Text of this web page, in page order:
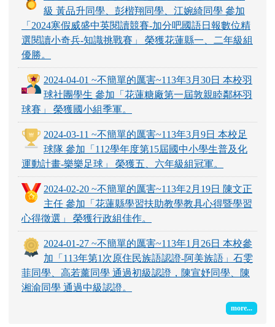
級 黃品升同學、彭楷翔同學、江婉綺同學 參加
「2024寒假威盛中英閱讀競賽-加分吧國語日報數位精
選閱讀小奇兵-知識挑戰賽」 榮獲花蓮縣一、二年級組
優勝。
2024-04-01 ~不簡單的厲害~113年3月30日 本校羽
球社團學生 參加「花蓮糖廠第一屆敦親睦鄰杯羽
球賽」 榮獲國小組季軍。
2024-03-11 ~不簡單的厲害~113年3月9日 本校足
球隊 參加「112學年度第15屆國中小學生普及化
運動計畫-樂樂足球」 榮獲五、六年級組冠軍。
2024-02-20 ~不簡單的厲害~113年2月19日 陳文正
主任 參加「花蓮縣學習扶助教學教具心得暨學習
心得徵選」 榮獲行政組佳作。
2024-01-27 ~不簡單的厲害~113年1月26日 本校參
加「113年第1次原住民族語認證-阿美族語」石雯
菲同學、高若薰同學 通過初級認證，陳宣妤同學、陳
湘渝同學 通過中級認證。
more...